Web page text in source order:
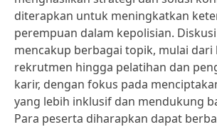
diterapkan untuk meningkatkan
perempuan dalam kepolisian.
mencakup berbagai topik, mulai dari
rekrutmen hingga pelatihan dan
karir, dengan fokus pada
yang lebih inklusif dan mendukung
Para peserta diharapkan dapat